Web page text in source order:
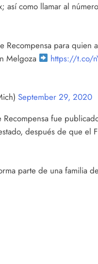
así como llamar al
Recompensa para quien
Melgoza
https://t.co/
September 29, 2020
fue
después de que el
parte de una familia